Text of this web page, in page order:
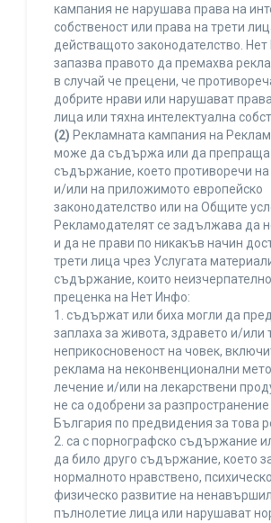
кампания не нарушава права на
собственост или права на трети
действащото законодателство.
запазва правото да премахва
в случай че прецени, че
добрите нрави или нарушават
лица или тяхна интелектуална
(2) Рекламната кампания на
може да съдържа или да
съдържание, което противоречи на
и/или на приложимото европейско
законодателство или на Общите
Рекламодателят се задължава да
и да не прави по никакъв начин
трети лица чрез Услугата
съдържание, които
преценка на Нет Инфо:
1. съдържат или биха могли да
заплаха за живота, здравето и/или
неприкосновеност на човек,
реклама на неконвенционални
лечение и/или на лекарствени
не са одобрени за
България по предвидения за това
2. са с порнографско съдържание
да било друго съдържание, което
нормалното нравствено,
физическо развитие на
пълнолетие лица или нарушават